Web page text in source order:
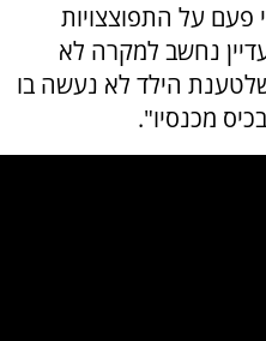
פעם על התפוצצויות
נחשב למקרה לא
הילד לא נעשה בו
מכנסיו".